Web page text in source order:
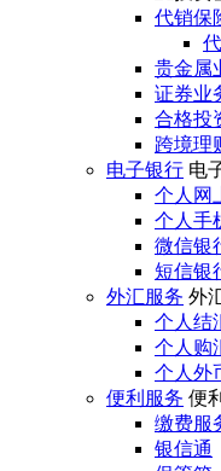
代销保
贵金属
证券业
合格投
跨境理
电子银行 电
个人网
个人手
微信银
短信银
外汇服务 外
个人结
个人购
个人外
便利服务 便
缴费服
银信通